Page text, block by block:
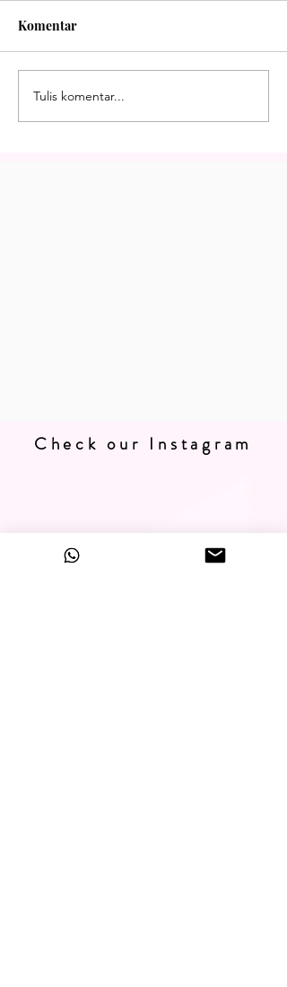
Komentar
Tulis komentar...
Check our Instagram